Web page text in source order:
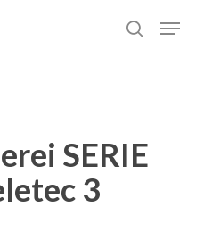
cerca
Menu
SERIE
3